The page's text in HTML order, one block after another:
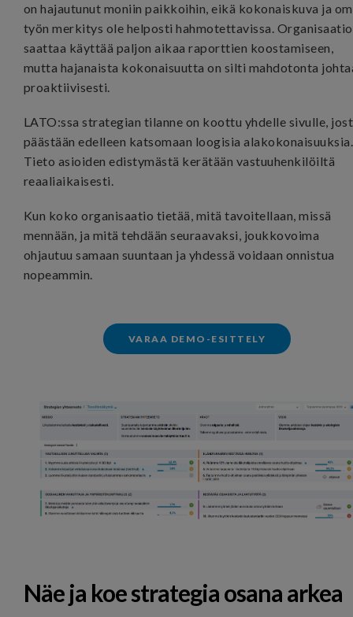
on hajautunut moniin paikkoihin, eikä kokonaiskuva ja
työn merkitys ole helposti hahmotettavissa. Organisaatio
saattaa käyttää paljon aikaa raporttien koostamiseen,
mutta hajanaista kokonaisuutta on silti mahdotonta
proaktiivisesti.
LATO:ssa strategian tilanne on koottu yhdelle sivulle,
päästään edelleen katsomaan loogisia alakokonaisuuksia.
Tieto asioiden edistymästä kerätään vastuuhenkilöiltä
reaaliaikaisesti.
Kun koko organisaatio tietää, mitä tavoitellaan, missä
mennään, ja mitä tehdään seuraavaksi, joukkovoima
ohjautuu samaan suuntaan ja yhdessä voidaan onnistua
nopeammin.
VARAA DEMO-ESITTELY
Näe ja koe strategia osana arkea